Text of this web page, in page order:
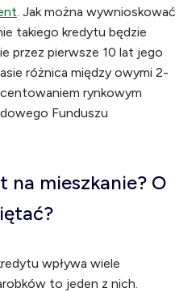
. Jak można wywnioskować
takiego kredytu będzie
przez pierwsze 10 lat jego
różnica między owymi 2-
rynkowym
Funduszu
na mieszkanie? O
wpływa wiele
to jeden z nich.